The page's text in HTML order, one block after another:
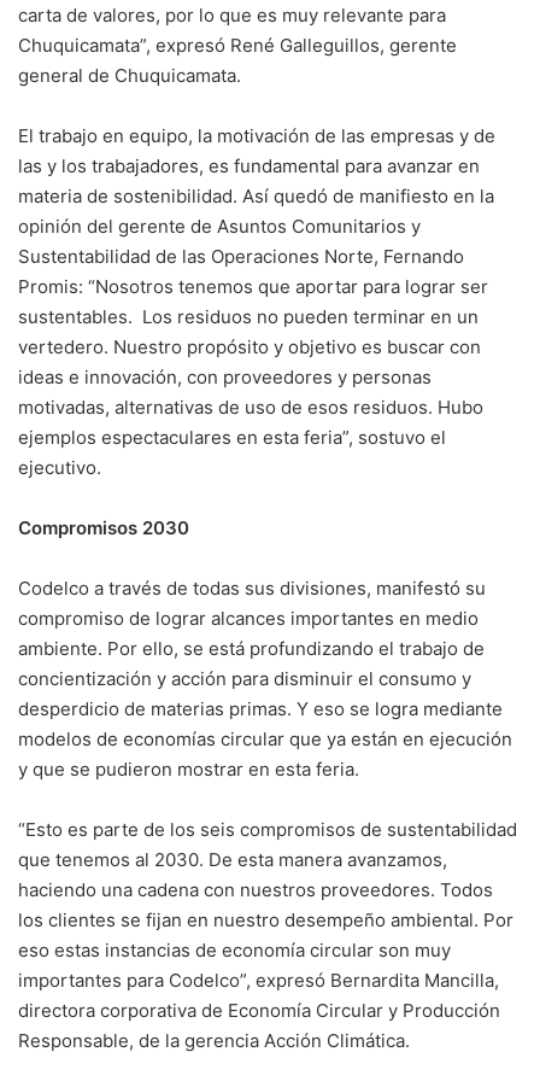
carta de valores, por lo que es muy relevante para
Chuquicamata”, expresó René Galleguillos, gerente
general de Chuquicamata.
El trabajo en equipo, la motivación de las empresas y de
las y los trabajadores, es fundamental para avanzar en
materia de sostenibilidad. Así quedó de manifiesto en la
opinión del gerente de Asuntos Comunitarios y
Sustentabilidad de las Operaciones Norte, Fernando
Promis: “Nosotros tenemos que aportar para lograr ser
sustentables. Los residuos no pueden terminar en un
vertedero. Nuestro propósito y objetivo es buscar con
ideas e innovación, con proveedores y personas
motivadas, alternativas de uso de esos residuos. Hubo
ejemplos espectaculares en esta feria”, sostuvo el
ejecutivo.
Compromisos 2030
Codelco a través de todas sus divisiones, manifestó su
compromiso de lograr alcances importantes en medio
ambiente. Por ello, se está profundizando el trabajo de
concientización y acción para disminuir el consumo y
desperdicio de materias primas. Y eso se logra mediante
modelos de economías circular que ya están en ejecución
y que se pudieron mostrar en esta feria.
“Esto es parte de los seis compromisos de sustentabilidad
que tenemos al 2030. De esta manera avanzamos,
haciendo una cadena con nuestros proveedores. Todos
los clientes se fijan en nuestro desempeño ambiental. Por
eso estas instancias de economía circular son muy
importantes para Codelco”, expresó Bernardita Mancilla,
directora corporativa de Economía Circular y Producción
Responsable, de la gerencia Acción Climática.